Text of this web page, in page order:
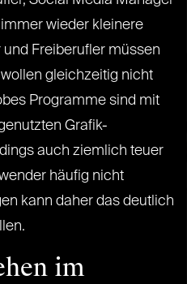
wieder kleinere
Freiberufler müssen
gleichzeitig nicht
Programme sind mit
Grafik-
auch ziemlich teuer
häufig nicht
kann daher das deutlich
im